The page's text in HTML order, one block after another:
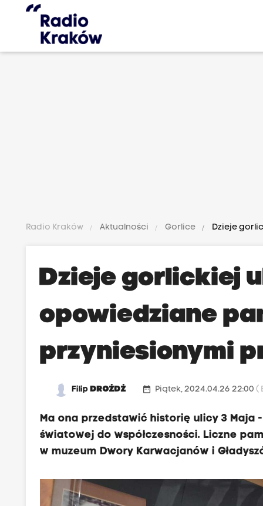
Radio Kraków Aktualności Gorlice Dzieje
Dzieje gorlickiej
opowiedziane
przyniesionymi
FilipDROŻDŻ date_range Piątek, 2024.04.26 22:00(
Ma ona przedstawić historię ulicy 3
światowej do współczesności. Liczne
w muzeum Dwory Karwacjanów i